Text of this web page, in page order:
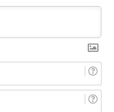
się uświadomić
są bezradni wobec
wyleczalny.
wczesnej fazie
i